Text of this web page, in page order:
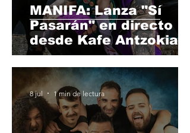
MANIFA: Lanza "Sí
Pasarán" en directo
desde Kafe Antzokia.
8 jul 1 min de lectura